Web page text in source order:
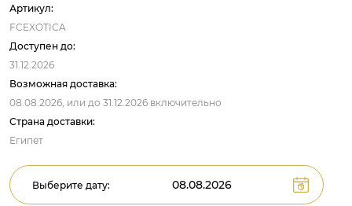
Артикул:
FCEXOTICA
Доступен до:
31.12.2026
Возможная доставка:
08.08.2026, или до 31.12.2026 включительно
Страна доставки:
Египет
Выберите дату: